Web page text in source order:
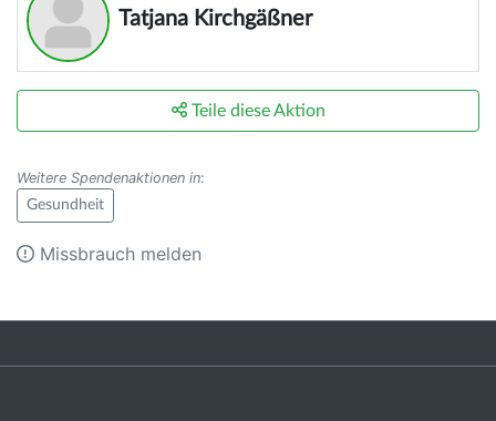
Tatjana Kirchgäßner
Teile diese Aktion
Weitere Spendenaktionen in:
Gesundheit
Missbrauch melden